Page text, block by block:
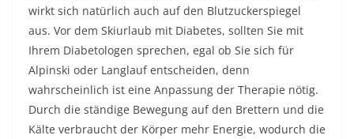
wirkt sich natürlich auch auf den Blutzuckerspiegel
aus. Vor dem Skiurlaub mit Diabetes, sollten Sie mit
Ihrem Diabetologen sprechen, egal ob Sie sich für
Alpinski oder Langlauf entscheiden, denn
wahrscheinlich ist eine Anpassung der Therapie nötig.
Durch die ständige Bewegung auf den Brettern und die
Kälte verbraucht der Körper mehr Energie, wodurch die